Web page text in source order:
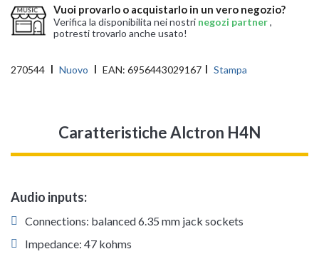
Vuoi provarlo o acquistarlo in un vero negozio?
Verifica la disponibilita nei nostri negozi partner,
potresti trovarlo anche usato!
270544 Nuovo EAN: 6956443029167 Stampa
Caratteristiche Alctron H4N
Audio inputs:
Connections: balanced 6.35 mm jack sockets
Impedance: 47 kohms